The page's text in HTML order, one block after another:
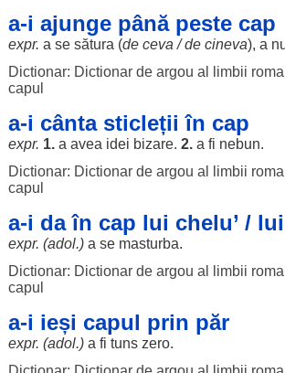
a-i ajunge până peste cap
expr. a se sătura (de ceva / de cineva), a
Dictionar: Dictionar de argou al limbii
capul
a-i cânta sticleții în cap
expr. 1.a avea idei bizare. 2.a fi nebun.
Dictionar: Dictionar de argou al limbii
capul
a-i da în cap lui chelu’ / lui
expr. (adol.)a se masturba.
Dictionar: Dictionar de argou al limbii
capul
a-i ieși capul prin păr
expr. (adol.)a fi tuns zero.